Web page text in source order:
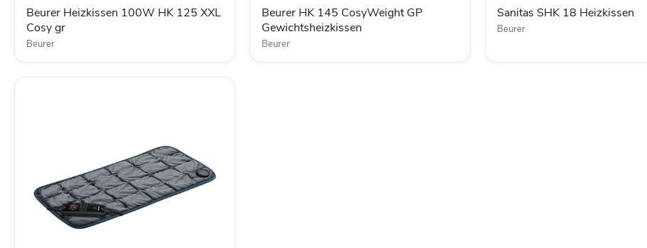
Cosy
gr
Beurer Heizkissen 100W HK 125 XXL
Cosy gr
Beurer
Beurer HK 145 CosyWeight GP
Gewichtsheizkissen
Beurer
Sanitas SHK 18 Heizkissen
Beurer